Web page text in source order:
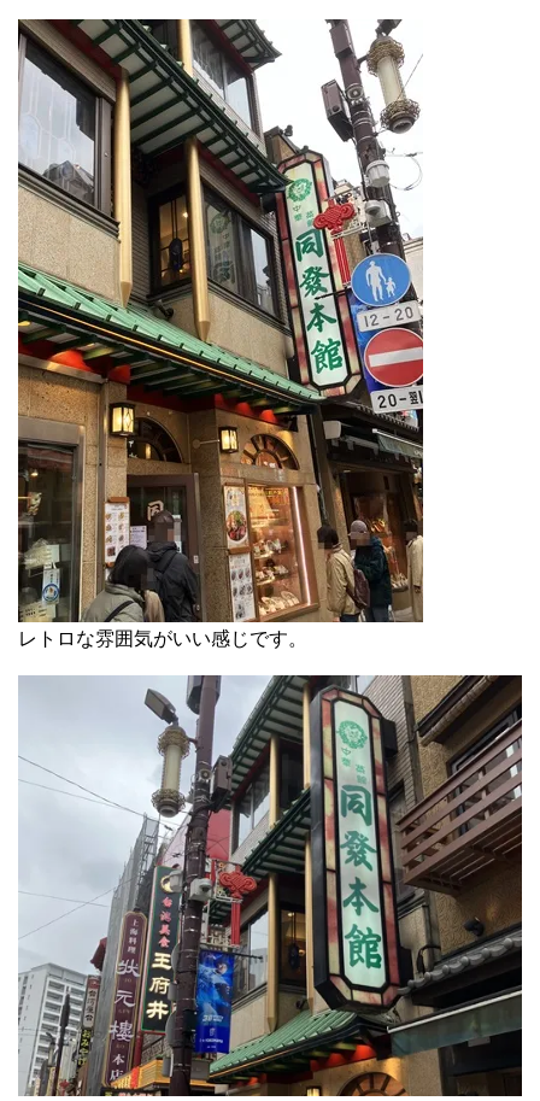
レトロな雰囲気がいい感じです。